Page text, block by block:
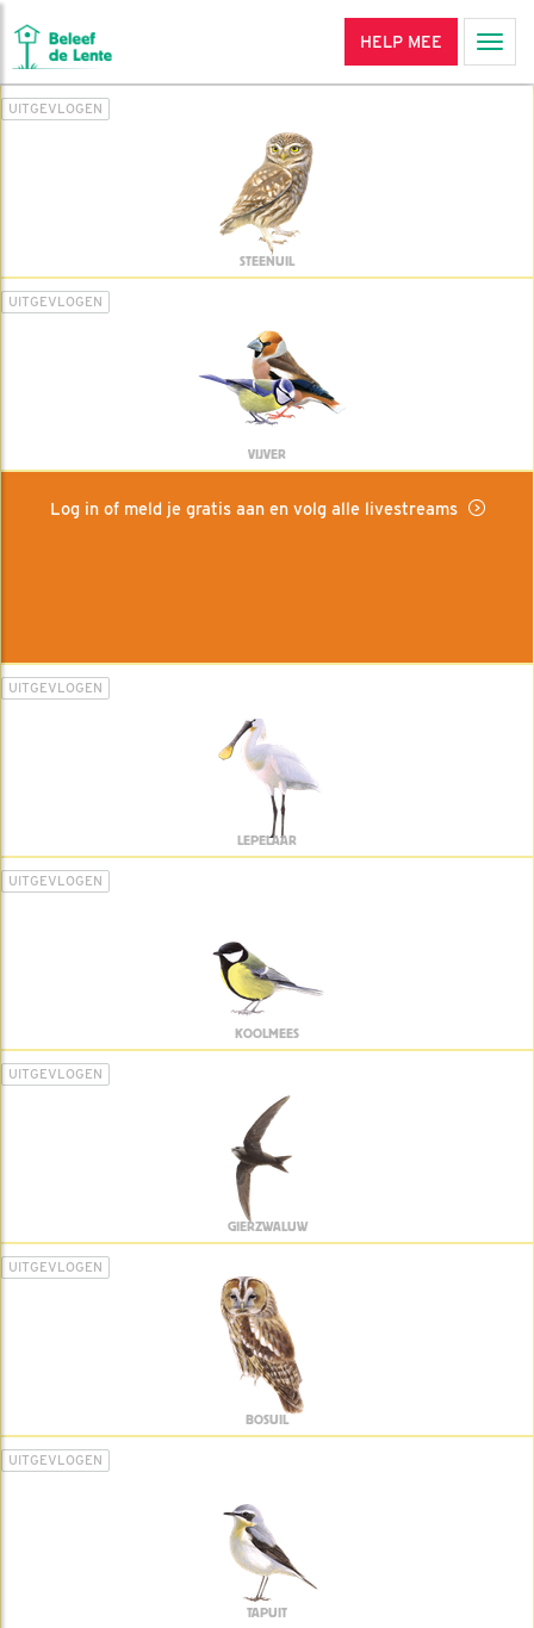
HELP MEE
UITGEVLOGEN
STEENUIL
UITGEVLOGEN
VIJVER
Log in of meld je gratis aan en volg alle livestreams
UITGEVLOGEN
LEPELAAR
UITGEVLOGEN
KOOLMEES
UITGEVLOGEN
GIERZWALUW
UITGEVLOGEN
BOSUIL
UITGEVLOGEN
TAPUIT